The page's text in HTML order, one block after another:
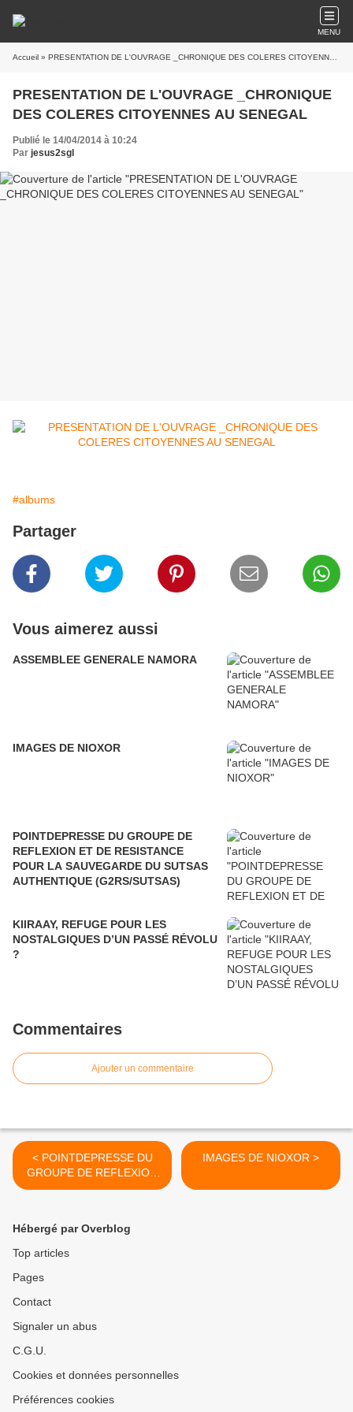
MENU
Accueil » PRESENTATION DE L'OUVRAGE _CHRONIQUE DES COLERES CITOYENNES AU SENEGAL
PRESENTATION DE L'OUVRAGE _CHRONIQUE
DES COLERES CITOYENNES AU SENEGAL
Publié le 14/04/2014 à 10:24
Par jesus2sgl
#albums
Partager
Vous aimerez aussi
ASSEMBLEE GENERALE NAMORA
IMAGES DE NIOXOR
POINTDEPRESSE DU GROUPE DE
REFLEXION ET DE RESISTANCE
POUR LA SAUVEGARDE DU SUTSAS
AUTHENTIQUE (G2RS/SUTSAS)
KIIRAAY, REFUGE POUR LES
NOSTALGIQUES D’UN PASSÉ RÉVOLU
?
Commentaires
Ajouter un commentaire
< POINTDEPRESSE DU
GROUPE DE REFLEXION
ET DE RESISTANCE POUR
(G2RS/SUTSAS)
IMAGES DE NIOXOR >
Hébergé par Overblog
Top articles
Pages
Contact
Signaler un abus
C.G.U.
Cookies et données personnelles
Préférences cookies